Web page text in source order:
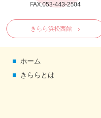
FAX.053-443-2504
きらら浜松西館
ホーム
きららとは